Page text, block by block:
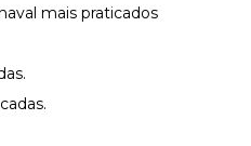
mais praticados